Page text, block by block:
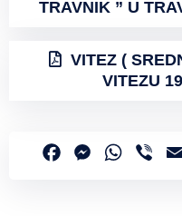
TRAVNIK ” U
VITEZ (
VITEZU
FacebookMessengerViber